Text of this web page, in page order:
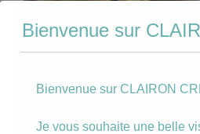
Bienvenue sur
Bienvenue sur CLAIRON
Je vous souhaite une belle